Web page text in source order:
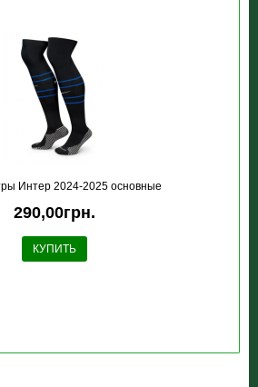
Интер 2024-2025 основные
290,00грн.
КУПИТЬ